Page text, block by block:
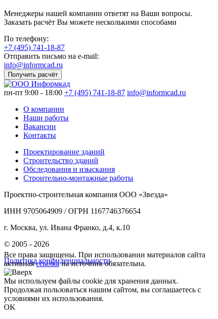
Менеджеры нашей компании ответят на Ваши вопросы.
Заказать расчёт Вы можете несколькими способами
По телефону:
+7 (495) 741-18-87
Отправить письмо на e-mail:
info@informcad.ru
Получить расчёт
пн-пт 9:00 - 18:00 +7 (495) 741-18-87 info@informcad.ru
О компании
Наши работы
Вакансии
Контакты
Проектирование зданий
Строительство зданий
Обследования и изыскания
Строительно-монтажные работы
Проектно-строительная компания ООО «Звезда»
ИНН 9705064909 / ОГРН 1167746376654
г. Москва, ул. Ивана Франко, д.4, к.10
© 2005 - 2026
Политика конфиденциальности
Все права защищены. При использовании материалов сайта
активнаяссылкана источник обязательна.
Мы используем файлы cookie для хранения данных.
Продолжая пользоваться нашим сайтом, вы соглашаетесь с
условиями их использования.
OK